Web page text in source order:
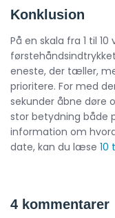
Konklusion
På en skala fra 1 til
eneste, der tæller,
prioritere. For med
sekunder åbne døre
stor betydning både
information om
date, kan du læse 10
4 kommentarer